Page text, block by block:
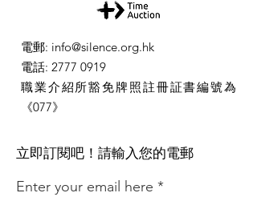
電郵: info@silence.org.hk
電話: 2777 0919
職業介紹所豁免牌照註冊証書編號為
《077》
​立即訂閱吧！請輸入您的電郵
Enter your email here